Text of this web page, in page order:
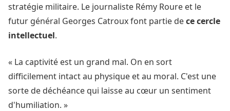
stratégie militaire. Le journaliste Rémy Roure et le
futur général Georges Catroux font partie dece cercle
intellectuel.
« La captivité est un grand mal. On en sort
difficilement intact au physique et au moral. C'est une
sorte de déchéance qui laisse au cœur un sentiment
d'humiliation. »